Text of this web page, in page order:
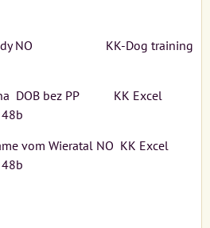
Redy NO KK-Dog training
DOB bez PP KK Excel
vom Wieratal NO KK Excel